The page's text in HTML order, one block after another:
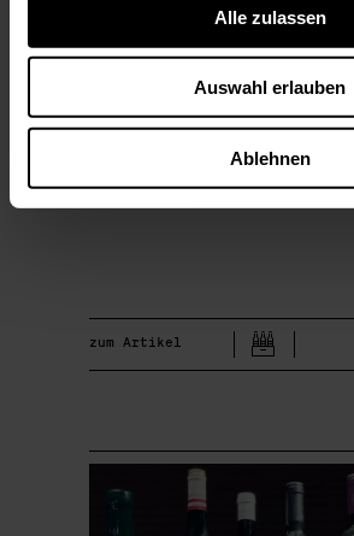
Alle zulassen
Auswahl erlauben
Ablehnen
Kollektionskisten
Die streng limitierten Kracher
Kollektionskisten geniessen
hochwertigen Kisten und der
zum Artikel